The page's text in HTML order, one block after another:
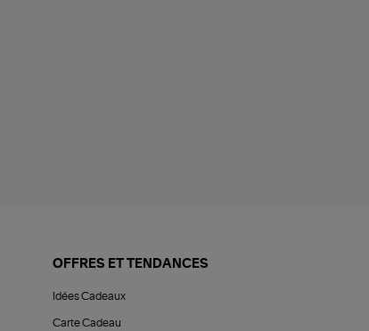
OFFRES ET TENDANCES
Idées Cadeaux
Carte Cadeau